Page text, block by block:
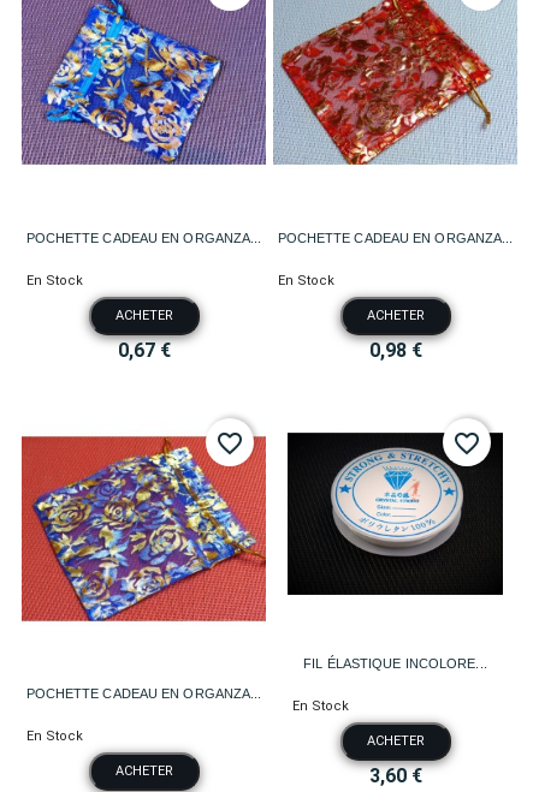
POCHETTE CADEAU EN ORGANZA...
En Stock
ACHETER
0,67 €
POCHETTE CADEAU EN ORGANZA...
En Stock
ACHETER
0,98 €
POCHETTE CADEAU EN ORGANZA...
En Stock
ACHETER
favorite_border
FIL ÉLASTIQUE INCOLORE...
En Stock
ACHETER
3,60 €
favorite_border